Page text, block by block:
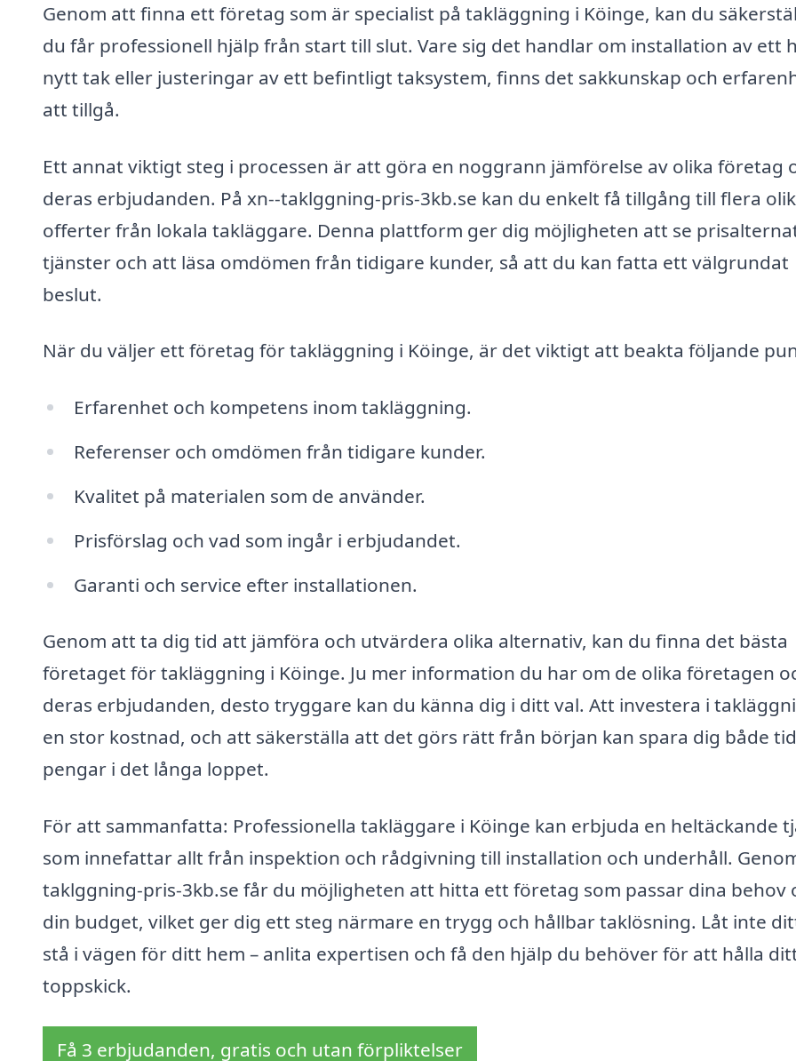
Genom att finna ett företag som är specialist på takläggning i Köinge, kan du
du får professionell hjälp från start till slut. Vare sig det handlar om installation av ett
nytt tak eller justeringar av ett befintligt taksystem, finns det sakkunskap och
att tillgå.
Ett annat viktigt steg i processen är att göra en noggrann jämförelse av olika företag
deras erbjudanden. På xn--taklggning-pris-3kb.se kan du enkelt få tillgång till flera
offerter från lokala takläggare. Denna plattform ger dig möjligheten att se
tjänster och att läsa omdömen från tidigare kunder, så att du kan fatta ett välgrundat
beslut.
När du väljer ett företag för takläggning i Köinge, är det viktigt att beakta följande
Erfarenhet och kompetens inom takläggning.
Referenser och omdömen från tidigare kunder.
Kvalitet på materialen som de använder.
Prisförslag och vad som ingår i erbjudandet.
Garanti och service efter installationen.
Genom att ta dig tid att jämföra och utvärdera olika alternativ, kan du finna det bästa
företaget för takläggning i Köinge. Ju mer information du har om de olika företagen
deras erbjudanden, desto tryggare kan du känna dig i ditt val. Att investera i
en stor kostnad, och att säkerställa att det görs rätt från början kan spara dig både
pengar i det långa loppet.
För att sammanfatta: Professionella takläggare i Köinge kan erbjuda en heltäckande
som innefattar allt från inspektion och rådgivning till installation och underhåll.
taklggning-pris-3kb.se får du möjligheten att hitta ett företag som passar dina behov
din budget, vilket ger dig ett steg närmare en trygg och hållbar taklösning. Låt inte
stå i vägen för ditt hem – anlita expertisen och få den hjälp du behöver för att hålla
toppskick.
Få 3 erbjudanden, gratis och utan förpliktelser